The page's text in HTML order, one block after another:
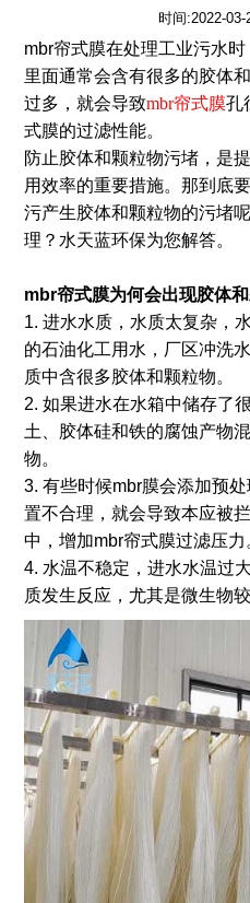
时间:2022-
mbr帘式膜在处理工业污水
里面通常会含有很多的胶体
过多，就会导致mbr帘式膜孔
式膜的过滤性能。
防止胶体和颗粒物污堵，是
用效率的重要措施。那到底
污产生胶体和颗粒物的污堵
理？水天蓝环保为您解答。
mbr帘式膜为何会出现胶体
1. 进水水质，水质太复杂，
的石油化工用水，厂区冲洗
质中含很多胶体和颗粒物。
2. 如果进水在水箱中储存了
土、胶体硅和铁的腐蚀产物
物。
3. 有些时候mbr膜会添加预
置不合理，就会导致本应被
中，增加mbr帘式膜过滤压力
4. 水温不稳定，进水水温过
质发生反应，尤其是微生物较